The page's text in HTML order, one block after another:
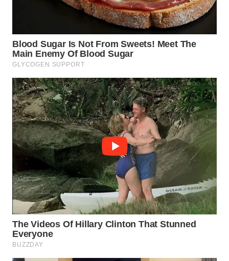
WN
KUNINGAN
WN
MAJALENGKA
WN
SUBANG
WN
SUKABUMI
WN
PURWAKARTA
WN
PRIANGAN